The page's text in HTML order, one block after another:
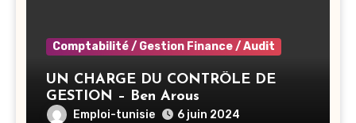
Comptabilité / Gestion Finance / Audit
UN CHARGE DU CONTRÔLE DE
GESTION – Ben Arous
Emploi-tunisie 6 juin 2024